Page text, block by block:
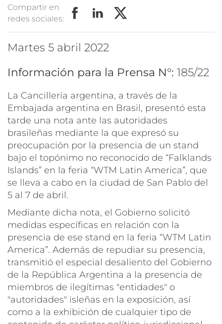
Compartir en
redes sociales:
martes 5 abril 2022
Información para la Prensa N°: 185/22
La Cancillería argentina, a través de la
Embajada argentina en Brasil, presentó esta
tarde una nota ante las autoridades
brasileñas mediante la que expresó su
preocupación por la presencia de un stand
bajo el topónimo no reconocido de “Falklands
Islands” en la feria “WTM Latin America”, que
se lleva a cabo en la ciudad de San Pablo del
5 al 7 de abril.
Mediante dicha nota, el Gobierno solicitó
medidas específicas en relación con la
presencia de ese stand en la feria “WTM Latin
America”. Además de repudiar su presencia,
transmitió el especial desaliento del Gobierno
de la República Argentina a la presencia de
miembros de ilegítimas "entidades" o
"autoridades" isleñas en la exposición, así
como a la exhibición de cualquier tipo de